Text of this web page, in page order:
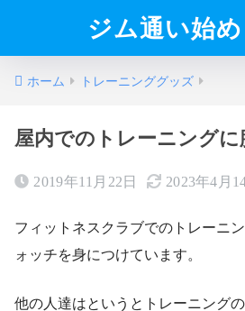
ジム通い始
ホーム トレーニンググッズ
屋内でのトレーニングに
2019年11月22日 2023年4月
フィットネスクラブでのトレーニ
ォッチを身につけています。
他の人達はというとトレーニング